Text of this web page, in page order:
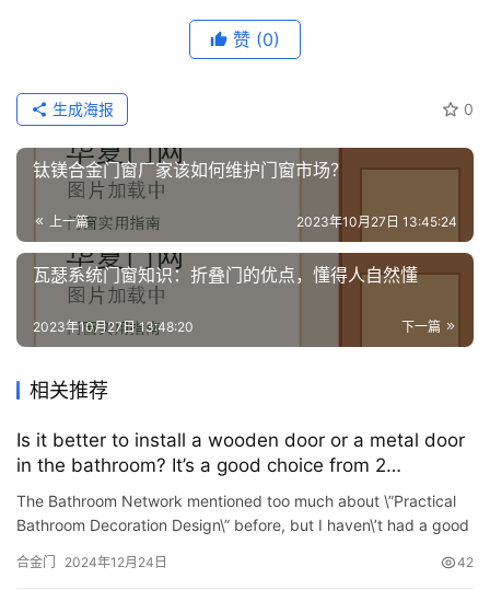
联
系
我
们
赞 (0)
0
生成海报
钛镁合金门窗厂家该如何维护门窗市场？
上一篇 2023年10月27日 13:45:24
瓦瑟系统门窗知识：折叠门的优点，懂得人自然懂
下一篇
2023年10月27日 13:48:20
相关推荐
Is it better to install a wooden door or a metal door
in the bathroom? It’s a good choice from 2
perspectives! Many people pretend to be wrong
The Bathroom Network mentioned too much about \”Practical
Bathroom Decoration Design\” before, but I haven\’t had a good
合金门 2024年12月24日 42